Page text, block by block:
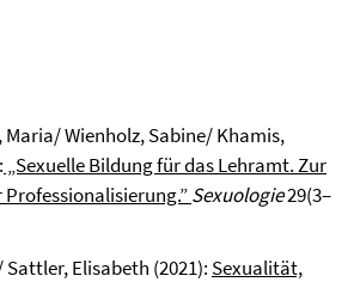
Wienholz, Sabine/ Khamis,
„Sexuelle Bildung für das Lehramt. Zur
Sexuologie29(3–
Elisabeth (2021): Sexualität,